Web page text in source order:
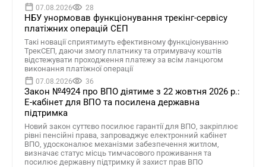
07.08.2026 28
НБУ унормовав функціонування трекінг-сервісу
платіжних операцій СЕП
Такі новації сприятимуть ефективному функціонуванню
ТрекСЕП, даючи змогу платнику та отримувачу коштів
відстежувати проходження платежу за всім ланцюгом
виконання платіжної операції
07.08.2026 36
Закон №4924 про ВПО діятиме з 22 жовтня 2026 р.:
Е-кабінет для ВПО та посилена державна
підтримка
Новий закон суттєво посилює гарантії для ВПО, закріплює
рівні пенсійні права, запроваджує електронний кабінет
ВПО, удосконалює механізми забезпечення житлом,
визначає статус місць тимчасового проживання та
посилює державну підтримку й захист прав ВПО